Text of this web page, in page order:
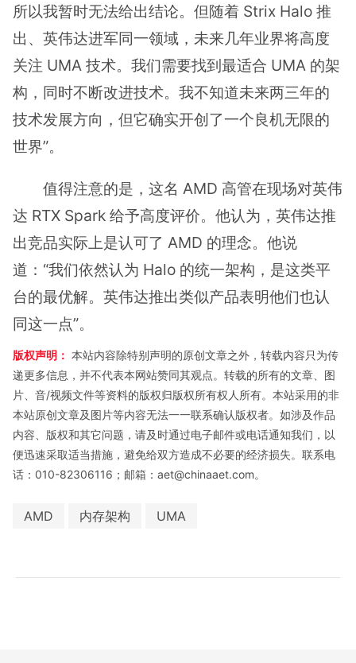
所以我暂时无法给出结论。但随着 Strix Halo 推
出、英伟达进军同一领域，未来几年业界将高度
关注 UMA 技术。我们需要找到最适合 UMA 的架
构，同时不断改进技术。我不知道未来两三年的
技术发展方向，但它确实开创了一个良机无限的
世界”。
值得注意的是，这名 AMD 高管在现场对英伟
达 RTX Spark 给予高度评价。他认为，英伟达推
出竞品实际上是认可了 AMD 的理念。他说
道：“我们依然认为 Halo 的统一架构，是这类平
台的最优解。英伟达推出类似产品表明他们也认
同这一点”。
版权声明： 本站内容除特别声明的原创文章之外，转载内容只为传
递更多信息，并不代表本网站赞同其观点。转载的所有的文章、图
片、音/视频文件等资料的版权归版权所有权人所有。本站采用的非
本站原创文章及图片等内容无法一一联系确认版权者。如涉及作品
内容、版权和其它问题，请及时通过电子邮件或电话通知我们，以
便迅速采取适当措施，避免给双方造成不必要的经济损失。联系电
话：010-82306116；邮箱：aet@chinaaet.com。
AMD 内存架构 UMA